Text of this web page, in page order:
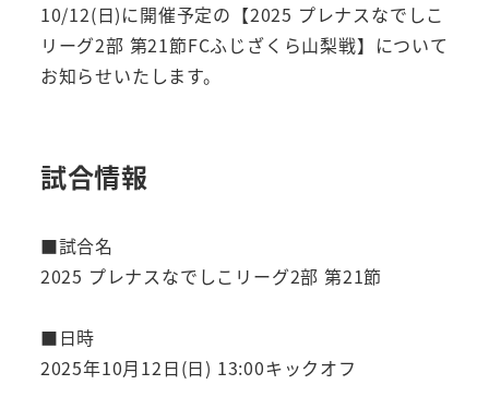
10/12(日)に開催予定の【2025 プレナスなでしこ
リーグ2部 第21節FCふじざくら山梨戦】について
お知らせいたします。
試合情報
■試合名
2025 プレナスなでしこリーグ2部 第21節
■日時
2025年10月12日(日) 13:00キックオフ